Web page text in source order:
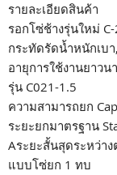
รายละเอียดสินค้า
รอกโซ่ช้างรุ่นใหม่
กระทัดรัดน้ำหนักเบ
อายุการใช้งานยาวน
รุ่น C021-1.5
ความสามารถยก
ระยะยกมาตรฐาน
Aระยะสั้นสุดระหว่า
แบบโซ่ยก 1 ทบ